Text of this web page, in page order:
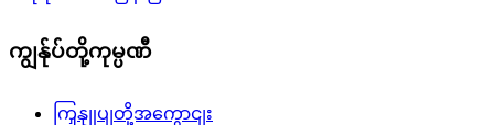
ကျွန်ုပ်တို့ကုမ္ပဏီ
ကြှနျုပျတို့အကွောငျး